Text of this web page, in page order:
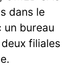
dans le
un bureau
filiales